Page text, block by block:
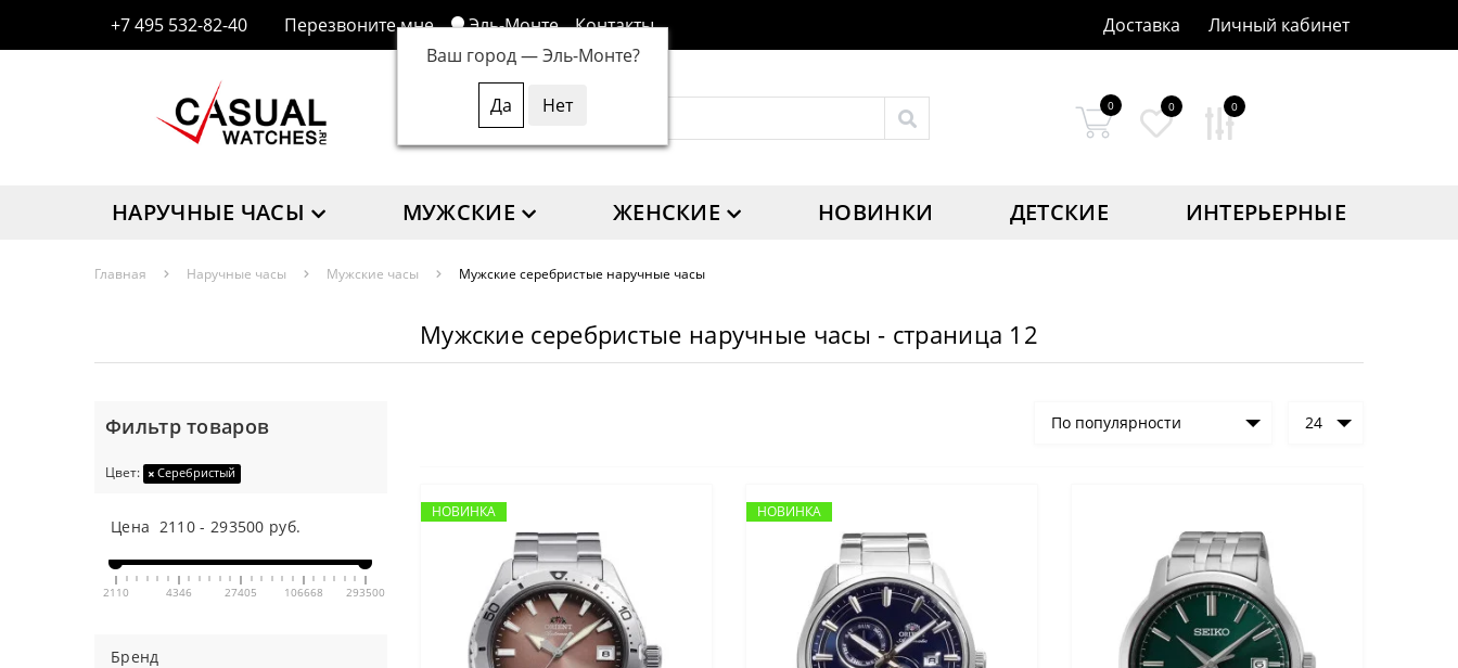
+7 495 532-82-40 Перезвоните мне
Эль-Монте
Ваш город —Эль-Монте?
Контакты Доставка Личный кабинет
0 0 0
НАРУЧНЫЕ ЧАСЫ МУЖСКИЕ ЖЕНСКИЕ НОВИНКИ ДЕТСКИЕ ИНТЕРЬЕРНЫЕ
Главная Наручные часы Мужские часы Мужские серебристые наручные часы
Мужские серебристые наручные часы - страница 12
Фильтр товаров
Цвет: Серебристый
Цена 2110 - 293500 руб.
2110 4346 27405 106668 293500
Бренд
По популярности 24
НОВИНКА
НОВИНКА НОВИНКА
НОВИНКА